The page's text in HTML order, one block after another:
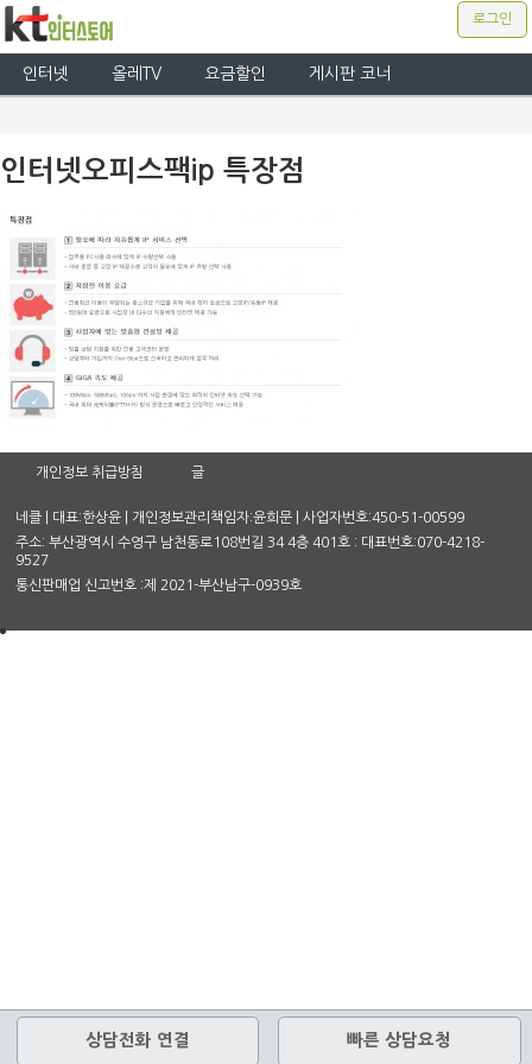
로그인
인터넷 올레TV 요금할인 게시판 코너
인터넷오피스팩ip 특장점
개인정보 취급방침 글
네클 | 대표:한상윤 | 개인정보관리책임자:윤희문 | 사업자번호:450-51-00599
주소: 부산광역시 수영구 남천동로108번길 34 4층 401호 : 대표번호:070-4218-
9527
통신판매업 신고번호 :제 2021-부산남구-0939호
상담전화 연결 빠른 상담요청